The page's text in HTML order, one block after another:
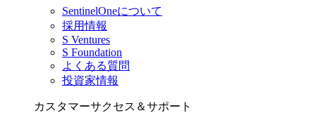
SentinelOneについて
採用情報
S Ventures
S Foundation
よくある質問
投資家情報
カスタマーサクセス＆サポート